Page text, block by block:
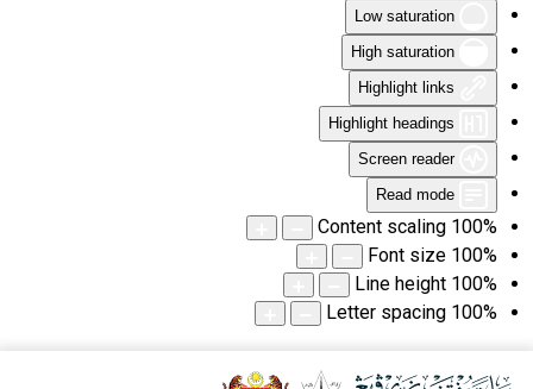
Low saturation
High saturation
Highlight links
Highlight headings
Screen reader
Read mode
Content scaling 100%
Font size 100%
Line height 100%
Letter spacing 100%